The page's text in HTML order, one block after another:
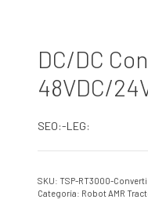
DC/DC
48VDC/
SEO:-LEG:
SKU: TSP-RT3000-
Categoría: Robot AMR